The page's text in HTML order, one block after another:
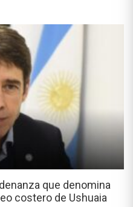
que denomina
costero de Ushuaia